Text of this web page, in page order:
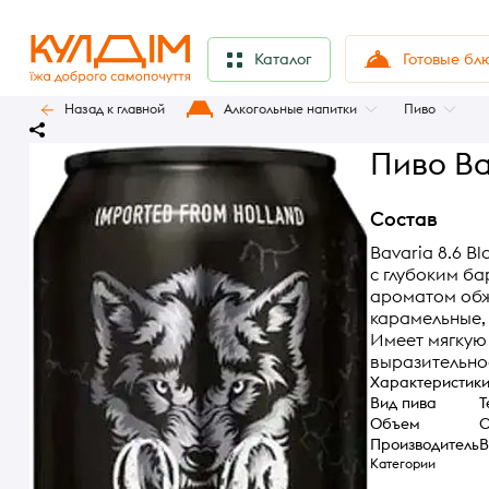
Каталог Готовые
Назад к главной Алкогольные напитки Пиво
Пиво
Состав
Bavaria 8.6
с глубоким
ароматом
Имеет мягкую
Характеристики
Вид пива
Объем
Производитель
Категории